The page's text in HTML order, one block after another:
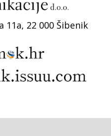
11a, 22 000 Šibenik